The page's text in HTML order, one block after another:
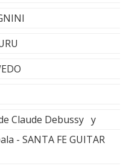
Claude Debussy y
- SANTA FE GUITAR